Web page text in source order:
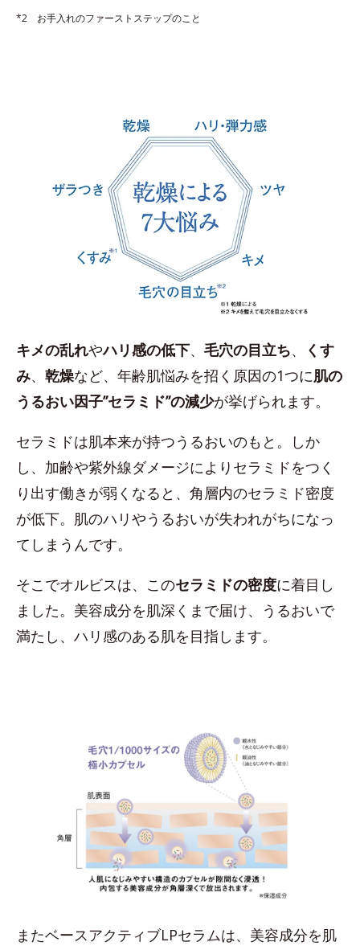
*2 お手入れのファーストステップのこと
キメの乱れやハリ感の低下、 毛穴の目立ち、
くす
み、 乾燥など、年齢肌悩みを招く原因の1つに肌の
うるおい因子”セラミド”の減少が挙げられます。
セラミドは肌本来が持つうるおいのもと。しか
し、加齢や紫外線ダメージによりセラミドをつく
り出す働きが弱くなると、角層内のセラミド密度
が低下。肌のハリやうるおいが失われがちになっ
てしまうんです。
そこでオルビスは、このセラミドの密度に着目し
ました。美容成分を肌深くまで届け、うるおいで
満たし、ハリ感のある肌を目指します。
またベースアクティブLPセラムは、美容成分を肌